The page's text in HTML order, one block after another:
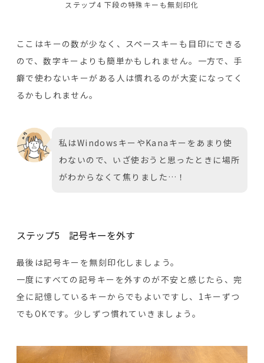
ステップ4 下段の特殊キーも無刻印化
ここはキーの数が少なく、スペースキーも目印にできる
ので、数字キーよりも簡単かもしれません。一方で、手
癖で使わないキーがある人は慣れるのが大変になってく
るかもしれません。
私はWindowsキーやKanaキーをあまり使
わないので、いざ使おうと思ったときに場所
がわからなくて焦りました…！
ステップ5 記号キーを外す
最後は記号キーを無刻印化しましょう。
一度にすべての記号キーを外すのが不安と感じたら、完
全に記憶しているキーからでもよいですし、1キーずつ
でもOKです。少しずつ慣れていきましょう。